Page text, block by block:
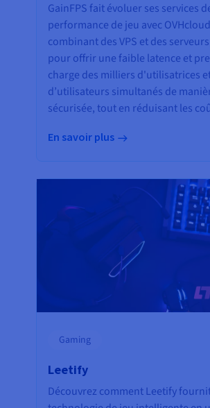
GainFPS fait évoluer ses services
performance de jeu avec
combinant des VPS et des
pour offrir une faible latence et
charge des milliers d'utilisatrices
d’utilisateurs simultanés de
sécurisée, tout en réduisant les
En savoir plus
Gaming
Leetify
Découvrez comment Leetify